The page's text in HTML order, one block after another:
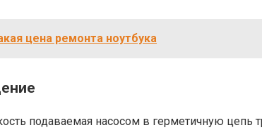
цена ремонта ноутбука
подаваемая насосом в герметичную цепь